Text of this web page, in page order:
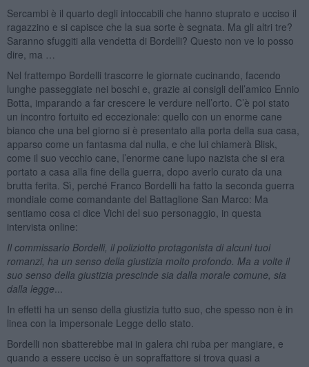
Sercambi è il quarto degli intoccabili che hanno stuprato e ucciso il
ragazzino e si capisce che la sua sorte è segnata. Ma gli altri tre?
Saranno sfuggiti alla vendetta di Bordelli? Questo non ve lo posso
dire, ma …
Nel frattempo Bordelli trascorre le giornate cucinando, facendo
lunghe passeggiate nei boschi e, grazie ai consigli dell’amico Ennio
Botta, imparando a far crescere le verdure nell’orto. C’è poi stato
un incontro fortuito ed eccezionale: quello con un enorme cane
bianco che una bel giorno si è presentato alla porta della sua casa,
apparso come un fantasma dal nulla, e che lui chiamerà Blisk,
come il suo vecchio cane, l’enorme cane lupo nazista che si era
portato a casa alla fine della guerra, dopo averlo curato da una
brutta ferita. Sì, perché Franco Bordelli ha fatto la seconda guerra
mondiale come comandante del Battaglione San Marco: Ma
sentiamo cosa ci dice Vichi del suo personaggio, in questa
intervista online:
Il commissario Bordelli, il poliziotto protagonista di alcuni tuoi
romanzi, ha un senso della giustizia molto profondo. Ma a volte il
suo senso della giustizia prescinde sia dalla morale comune, sia
dalla legge
In effetti ha un senso della giustizia tutto suo, che spesso non è in
linea con la impersonale Legge dello stato.
Bordelli non sbatterebbe mai in galera chi ruba per mangiare, e
quando a essere ucciso è un sopraffattore si trova quasi a